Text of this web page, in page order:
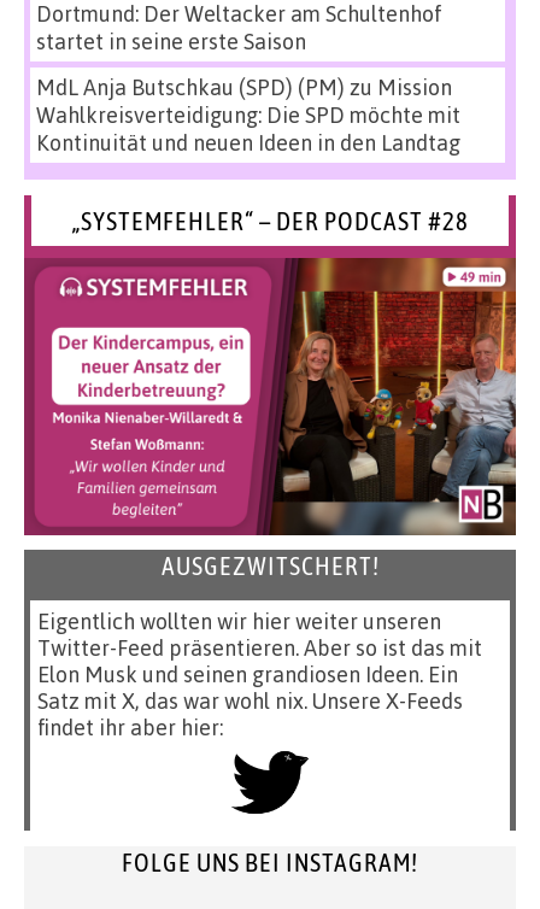
Dortmund: Der Weltacker am Schultenhof
startet in seine erste Saison
MdL Anja Butschkau (SPD) (PM) zu Mission
Wahlkreisverteidigung: Die SPD möchte mit
Kontinuität und neuen Ideen in den Landtag
„SYSTEMFEHLER“ – DER PODCAST #28
AUSGEZWITSCHERT!
Eigentlich wollten wir hier weiter unseren
Twitter-Feed präsentieren. Aber so ist das mit
Elon Musk und seinen grandiosen Ideen. Ein
Satz mit X, das war wohl nix. Unsere X-Feeds
findet ihr aber hier:
FOLGE UNS BEI INSTAGRAM!